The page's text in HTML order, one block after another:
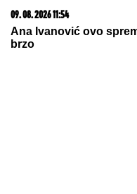
09. 08. 2026 11:54
Ana Ivanović ovo
brzo